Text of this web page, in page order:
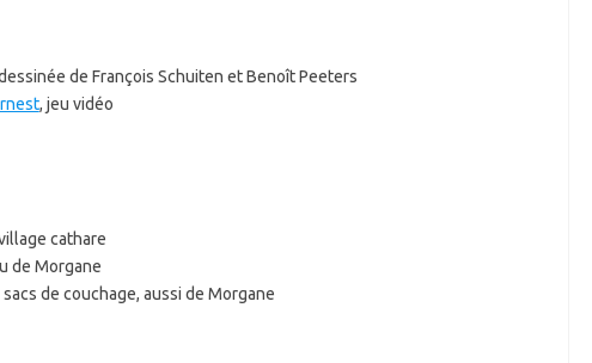
de François Schuiten et Benoît Peeters
, jeu vidéo
cathare
de Morgane
de couchage, aussi de Morgane